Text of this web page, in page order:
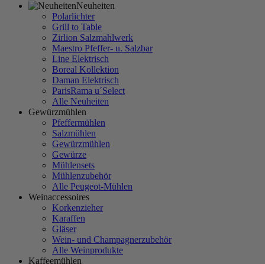
Neuheiten
Polarlichter
Grill to Table
Zirlion Salzmahlwerk
Maestro Pfeffer- u. Salzbar
Line Elektrisch
Boreal Kollektion
Daman Elektrisch
ParisRama u´Select
Alle Neuheiten
Gewürzmühlen
Pfeffermühlen
Salzmühlen
Gewürzmühlen
Gewürze
Mühlensets
Mühlenzubehör
Alle Peugeot-Mühlen
Weinaccessoires
Korkenzieher
Karaffen
Gläser
Wein- und Champagnerzubehör
Alle Weinprodukte
Kaffeemühlen